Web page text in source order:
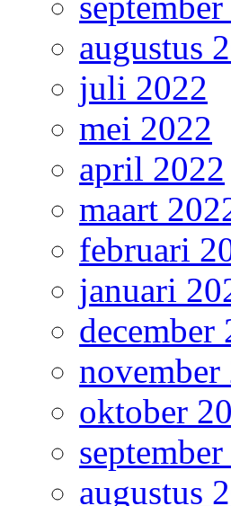
augustus
juli 2022
mei 2022
april 2022
maart
februari
januari
december
november
oktober
augustus